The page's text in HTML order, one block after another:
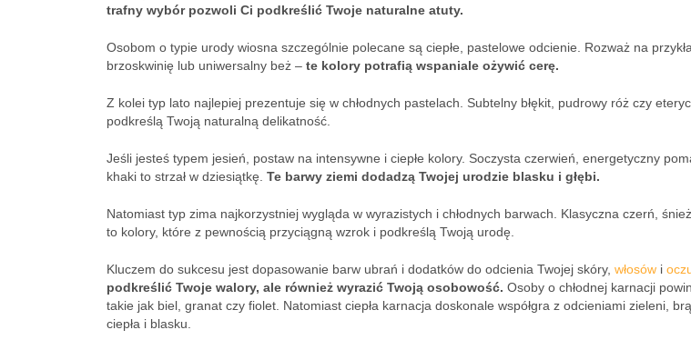
trafny wybór pozwoli Ci podkreślić Twoje naturalne atuty.
Osobom o typie urody wiosna szczególnie polecane są ciepłe, pastelowe odcienie. Rozważ na
brzoskwinię lub uniwersalny beż – te kolory potrafią wspaniale ożywić cerę.
Z kolei typ lato najlepiej prezentuje się w chłodnych pastelach. Subtelny błękit, pudrowy róż czy
podkreślą Twoją naturalną delikatność.
Jeśli jesteś typem jesień, postaw na intensywne i ciepłe kolory. Soczysta czerwień, energetyczny
khaki to strzał w dziesiątkę. Te barwy ziemi dodadzą Twojej urodzie blasku i głębi.
Natomiast typ zima najkorzystniej wygląda w wyrazistych i chłodnych barwach. Klasyczna czerń,
to kolory, które z pewnością przyciągną wzrok i podkreślą Twoją urodę.
Kluczem do sukcesu jest dopasowanie barw ubrań i dodatków do odcienia Twojej skóry, włosów i
podkreślić Twoje walory, ale również wyrazić Twoją osobowość. Osoby o chłodnej karnacji
takie jak biel, granat czy fiolet. Natomiast ciepła karnacja doskonale współgra z odcieniami zieleni,
ciepła i blasku.